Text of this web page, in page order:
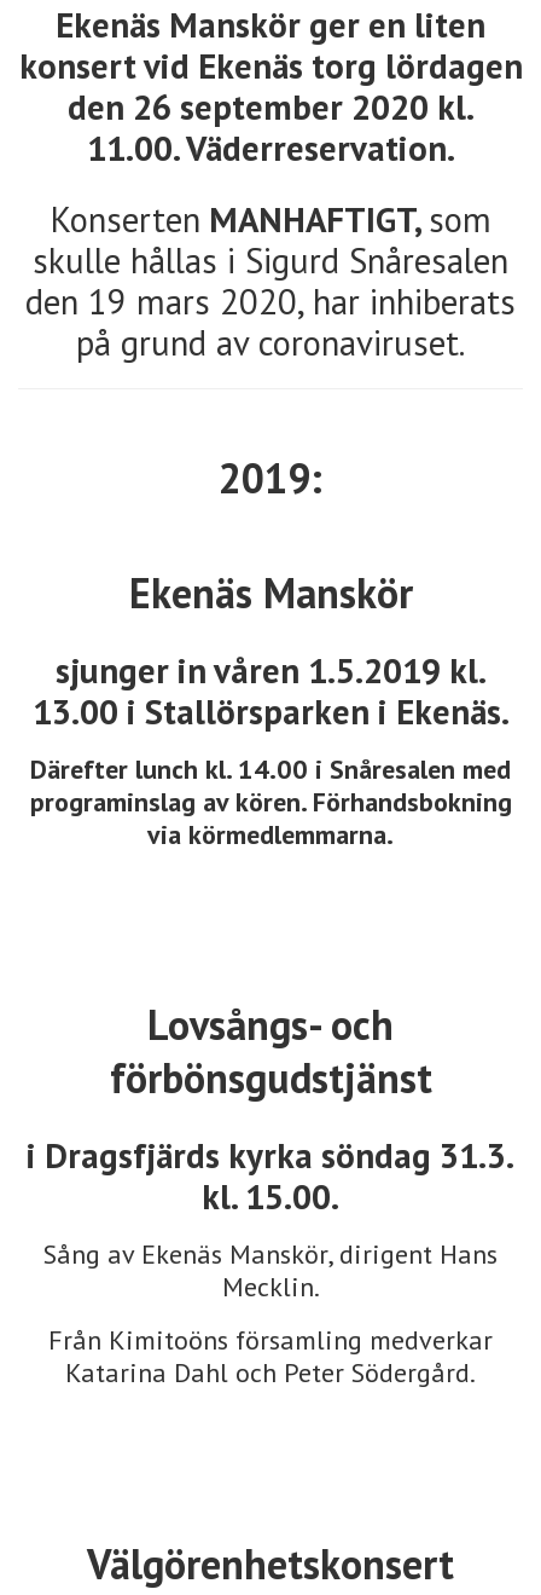
Ekenäs Manskör ger en liten
konsert vid Ekenäs torg lördagen
den 26 september 2020 kl.
11.00. Väderreservation.
Konserten MANHAFTIGT,som
skulle hållas i Sigurd Snåresalen
den 19 mars 2020, har inhiberats
på grund av coronaviruset.
2019:
Ekenäs Manskör
sjunger in våren 1.5.2019 kl.
13.00 i Stallörsparken i Ekenäs.
Därefter lunch kl. 14.00 i Snåresalen med
programinslag av kören. Förhandsbokning
via körmedlemmarna.
Lovsångs- och
förbönsgudstjänst
i Dragsfjärds kyrka söndag 31.3.
kl. 15.00.
Sång av Ekenäs Manskör, dirigent Hans
Mecklin.
Från Kimitoöns församling medverkar
Katarina Dahl och Peter Södergård.
Välgörenhetskonsert